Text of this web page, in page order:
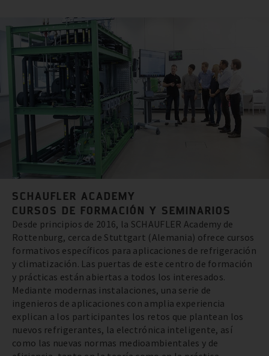
SCHAUFLER ACADEMY
CURSOS DE FORMACIÓN Y SEMINARIOS
Desde principios de 2016, la SCHAUFLER Academy de
Rottenburg, cerca de Stuttgart (Alemania) ofrece cursos
formativos específicos para aplicaciones de refrigeración
y climatización. Las puertas de este centro de formación
y prácticas están abiertas a todos los interesados.
Mediante modernas instalaciones, una serie de
ingenieros de aplicaciones con amplia experiencia
explican a los participantes los retos que plantean los
nuevos refrigerantes, la electrónica inteligente, así
como las nuevas normas medioambientales y de